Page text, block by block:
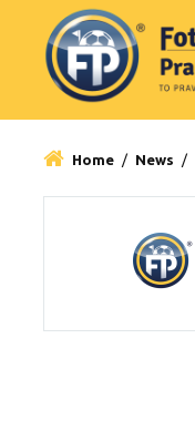
Home / News /